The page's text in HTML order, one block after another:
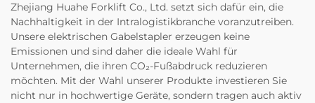
Zhejiang Huahe Forklift Co., Ltd. setzt sich dafür ein, die
Nachhaltigkeit in der Intralogistikbranche voranzutreiben.
Unsere elektrischen Gabelstapler erzeugen keine
Emissionen und sind daher die ideale Wahl für
Unternehmen, die ihren CO₂-Fußabdruck reduzieren
möchten. Mit der Wahl unserer Produkte investieren Sie
nicht nur in hochwertige Geräte, sondern tragen auch aktiv